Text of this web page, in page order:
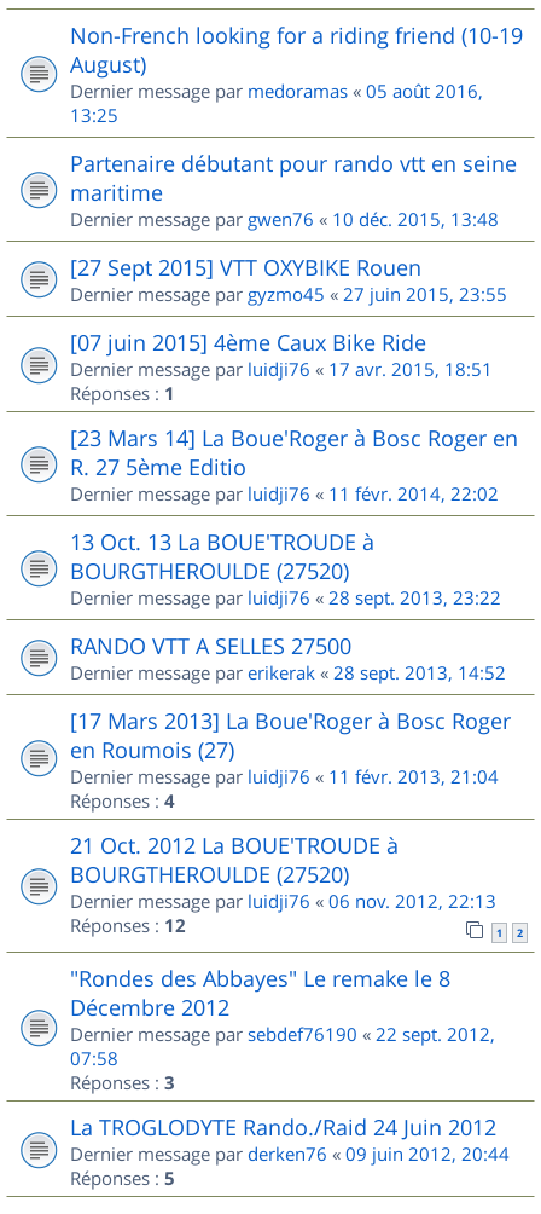
Non-French looking for a riding friend (10-19
August)
Dernier message par medoramas « 05 août 2016,
13:25
Partenaire débutant pour rando vtt en seine
maritime
Dernier message par gwen76 « 10 déc. 2015, 13:48
[27 Sept 2015] VTT OXYBIKE Rouen
Dernier message par gyzmo45 « 27 juin 2015, 23:55
[07 juin 2015] 4ème Caux Bike Ride
Dernier message par luidji76 « 17 avr. 2015, 18:51
Réponses : 1
[23 Mars 14] La Boue'Roger à Bosc Roger en
R. 27 5ème Editio
Dernier message par luidji76 « 11 févr. 2014, 22:02
13 Oct. 13 La BOUE'TROUDE à
BOURGTHEROULDE (27520)
Dernier message par luidji76 « 28 sept. 2013, 23:22
RANDO VTT A SELLES 27500
Dernier message par erikerak « 28 sept. 2013, 14:52
[17 Mars 2013] La Boue'Roger à Bosc Roger
en Roumois (27)
Dernier message par luidji76 « 11 févr. 2013, 21:04
Réponses : 4
21 Oct. 2012 La BOUE'TROUDE à
BOURGTHEROULDE (27520)
Dernier message par luidji76 « 06 nov. 2012, 22:13
Réponses : 12 1 2
"Rondes des Abbayes" Le remake le 8
Décembre 2012
Dernier message par sebdef76190 « 22 sept. 2012,
07:58
Réponses : 3
La TROGLODYTE Rando./Raid 24 Juin 2012
Dernier message par derken76 « 09 juin 2012, 20:44
Réponses : 5